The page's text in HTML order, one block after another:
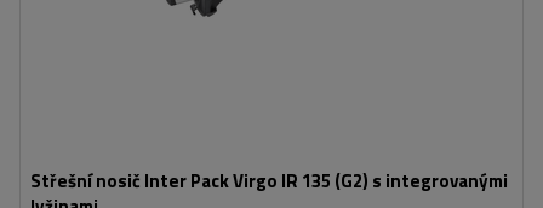
Střešní nosič Inter Pack Virgo IR 135 (G2) s integrovanými